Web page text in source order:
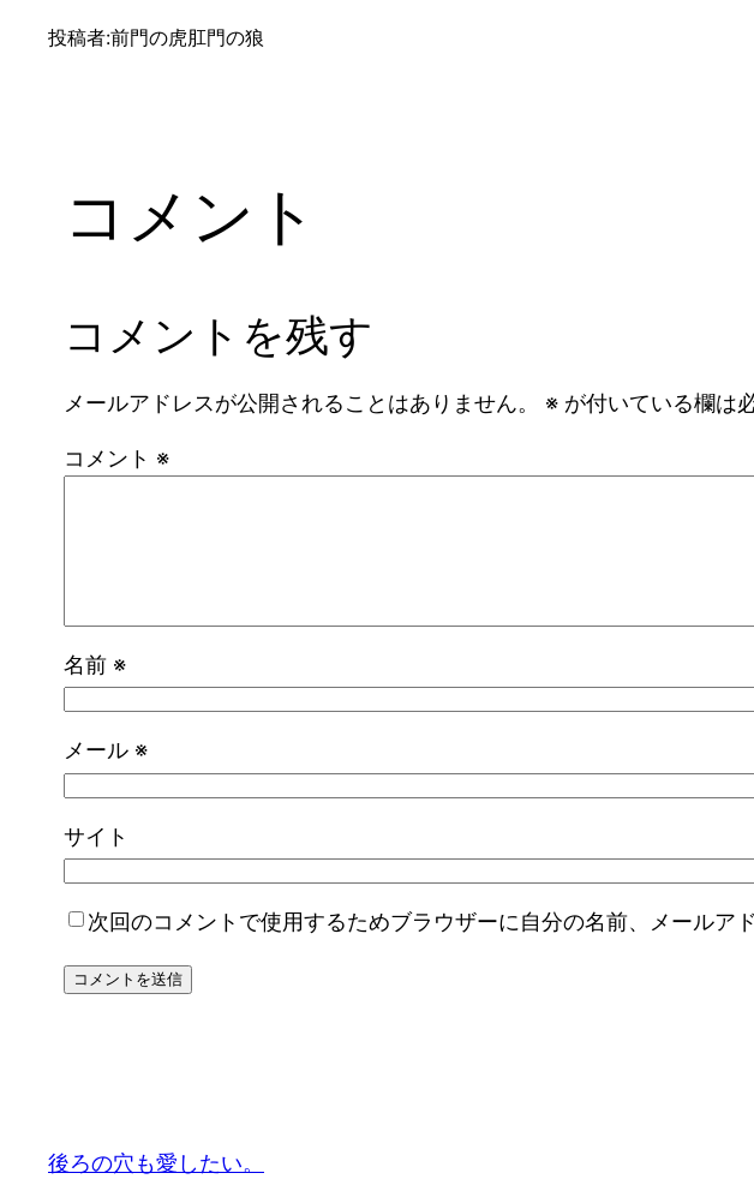
投稿者:前門の虎肛門の狼
コメント
コメントを残す
メールアドレスが公開されることはありません。 ※ が付いている欄は
コメント ※
名前 ※
メール ※
サイト
次回のコメントで使用するためブラウザーに自分の名前、メールア
後ろの穴も愛したい。